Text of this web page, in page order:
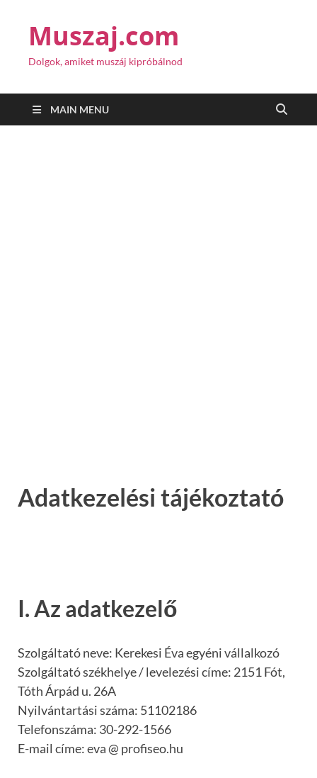
Muszaj.com
Dolgok, amiket muszáj kipróbálnod
MAIN MENU
Adatkezelési tájékoztató
I. Az adatkezelő
Szolgáltató neve: Kerekesi Éva egyéni vállalkozó
Szolgáltató székhelye / levelezési címe: 2151 Fót,
Tóth Árpád u. 26A
Nyilvántartási száma: 51102186
Telefonszáma: 30-292-1566
E-mail címe: eva @ profiseo.hu